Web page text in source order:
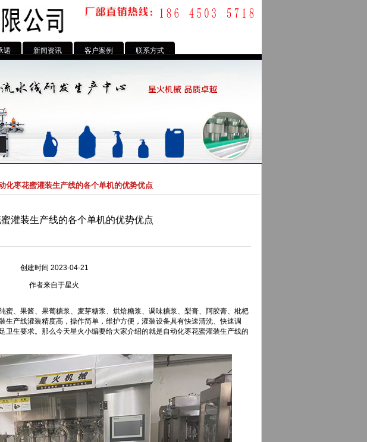
诺 新闻资讯 客户案例 联系方式
化枣花蜜灌装生产线的各个单机的优势优点
灌装生产线的各个单机的优势优点
创建时间 2023-04-21
作者来自于星火
蜜、果酱、果葡糖浆、麦芽糖浆、烘焙糖浆、调味糖浆、梨膏、阿胶膏、枇杷
生产线灌装精度高，操作简单，维护方便，灌装设备具有快速清洗、快速调
卫生要求。那么今天星火小编要给大家介绍的就是自动化枣花蜜灌装生产线的